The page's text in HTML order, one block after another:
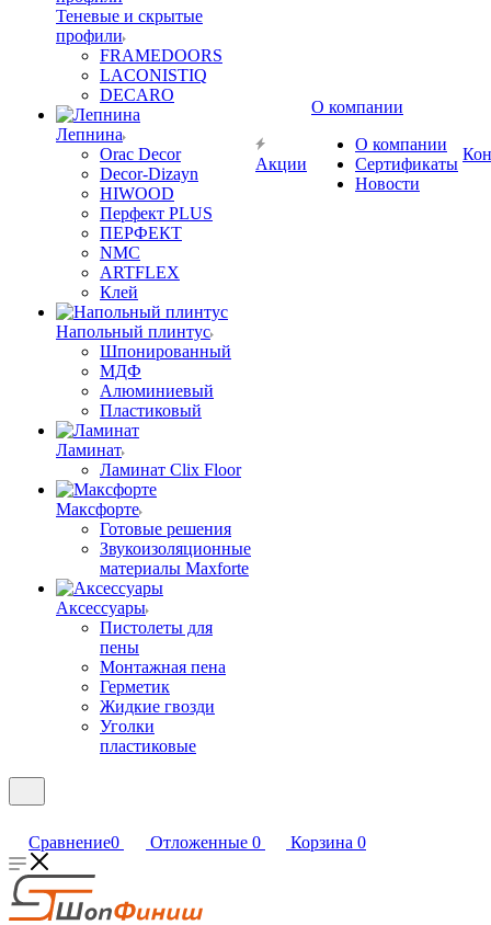
Теневые и скрытые
профили
FRAMEDOORS
LACONISTIQ
DECARO
Лепнина
Orac Decor
Decor-Dizayn
HIWOOD
Перфект PLUS
ПЕРФЕКТ
NMC
ARTFLEX
Клей
Напольный плинтус
Шпонированный
МДФ
Алюминиевый
Пластиковый
Ламинат
Ламинат Clix Floor
Максфорте
Готовые решения
Звукоизоляционные
материалы Maxforte
Аксессуары
Пистолеты для
пены
Монтажная пена
Герметик
Жидкие гвозди
Уголки
пластиковые
Акции
О компании
О компании
Сертификаты
Новости
Сравнение0 Отложенные 0 Корзина 0